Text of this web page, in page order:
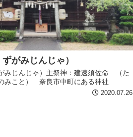
がみじんじゃ）
みじんじゃ）主祭神：建速須佐命 （た
みこと） 奈良市中町にある神社
2020.07.26